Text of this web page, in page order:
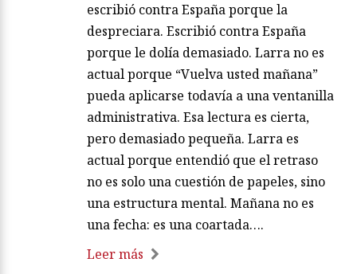
escribió contra España porque la
despreciara. Escribió contra España
porque le dolía demasiado. Larra no es
actual porque “Vuelva usted mañana”
pueda aplicarse todavía a una ventanilla
administrativa. Esa lectura es cierta,
pero demasiado pequeña. Larra es
actual porque entendió que el retraso
no es solo una cuestión de papeles, sino
una estructura mental. Mañana no es
una fecha: es una coartada….
Leer más